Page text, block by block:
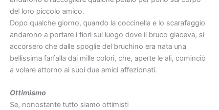
del loro piccolo amico.
Dopo qualche giorno, quando la coccinella e lo scarafaggio
andarono a portare i fiori sul luogo dove il bruco giaceva, si
accorsero che dalle spoglie del bruchino era nata una
bellissima farfalla dai mille colori, che, aperte le ali, cominciò
a volare attorno ai suoi due amici affezionati.
Ottimismo
Se, nonostante tutto siamo ottimisti